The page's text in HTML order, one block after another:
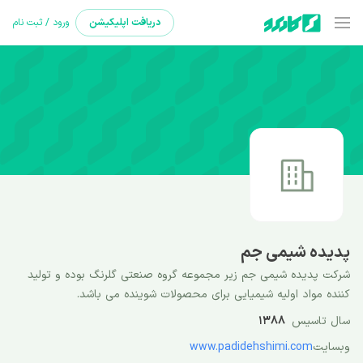
دریافت اپلیکیشن ورود / ثبت نام
پدیده شیمی جم
شرکت پدیده شیمی جم زیر مجموعه گروه صنعتی گلرنگ بوده و تولید
کننده مواد اولیه شیمیایی برای محصولات شوینده می باشد.
سال تاسیس 1388
وبسایتwww.padidehshimi.com